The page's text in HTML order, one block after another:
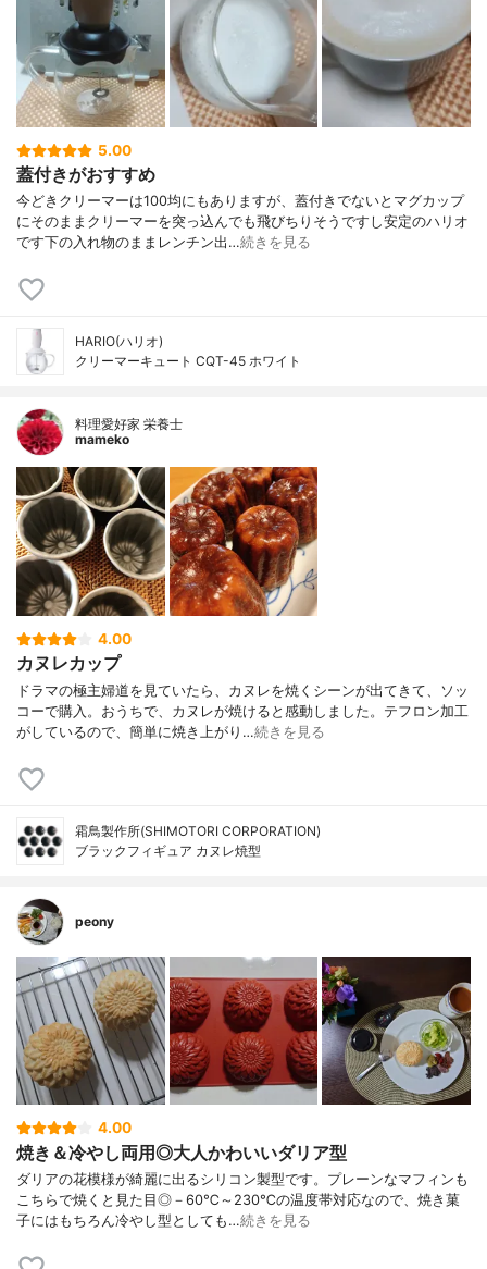
5.00
蓋付きがおすすめ
今どきクリーマーは100均にもありますが、蓋付きでないとマグカップ
にそのままクリーマーを突っ込んでも飛びちりそうですし安定のハリオ
です下の入れ物のままレンチン出…続きを見る
HARIO(ハリオ)
クリーマーキュート CQT-45 ホワイト
料理愛好家 栄養士
mameko
4.00
カヌレカップ
ドラマの極主婦道を見ていたら、カヌレを焼くシーンが出てきて、ソッ
コーで購入。おうちで、カヌレが焼けると感動しました。テフロン加工
がしているので、簡単に焼き上がり…続きを見る
霜鳥製作所(SHIMOTORI CORPORATION)
ブラックフィギュア カヌレ焼型
peony
4.00
焼き＆冷やし両用◎大人かわいいダリア型
ダリアの花模様が綺麗に出るシリコン製型です。プレーンなマフィンも
こちらで焼くと見た目◎－60℃～230℃の温度帯対応なので、焼き菓
子にはもちろん冷やし型としても…続きを見る